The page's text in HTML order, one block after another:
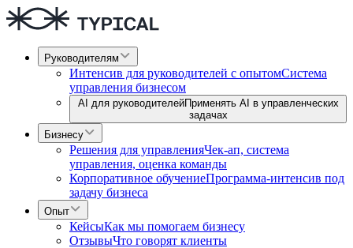
Руководителям
Интенсив для руководителей с опытомСистема
управления бизнесом
AI для руководителейПрименять AI в управленческих
задачах
Бизнесу
Решения для управленияЧек-ап, система
управления, оценка команды
Корпоративное обучениеПрограмма-интенсив под
задачу бизнеса
Опыт
КейсыКак мы помогаем бизнесу
ОтзывыЧто говорят клиенты